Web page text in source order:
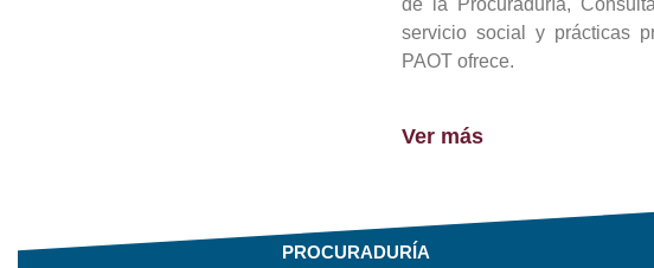
de la Procuraduría,
servicio social y prácticas
PAOT ofrece.
Ver más
PROCURADURÍA